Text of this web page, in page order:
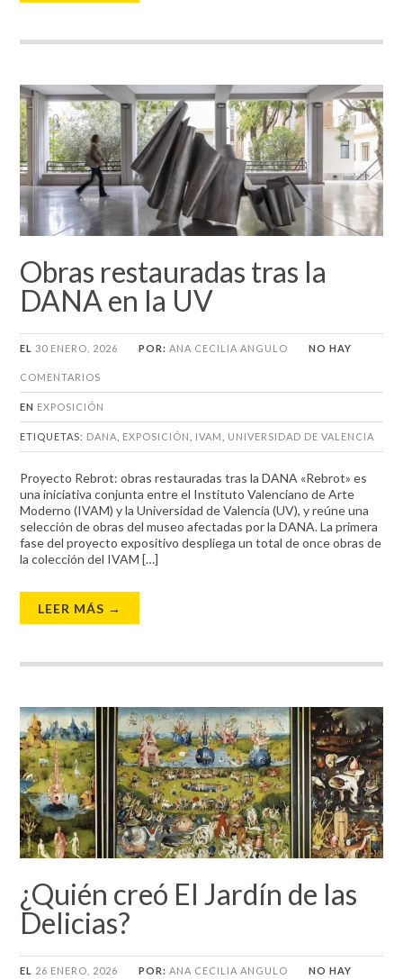
Obras restauradas tras la
DANA en la UV
EL 30 ENERO, 2026 POR:ANA CECILIA ANGULO NO HAY
COMENTARIOS
EN EXPOSICIÓN
ETIQUETAS: DANA EXPOSICIÓN IVAM UNIVERSIDAD DE VALENCIA
Proyecto Rebrot: obras restauradas tras la DANA «Rebrot» es
una iniciativa conjunta entre el Instituto Valenciano de Arte
Moderno (IVAM) y la Universidad de Valencia (UV), y reúne una
selección de obras del museo afectadas por la DANA. La primera
fase del proyecto expositivo despliega un total de once obras de
la colección del IVAM […]
LEER MÁS →
¿Quién creó El Jardín de las
Delicias?
EL 26 ENERO, 2026 POR:ANA CECILIA ANGULO NO HAY